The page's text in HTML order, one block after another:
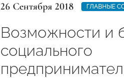
26 Сентября 2018 ГЛАВНЫЕ
Возможности и
социального